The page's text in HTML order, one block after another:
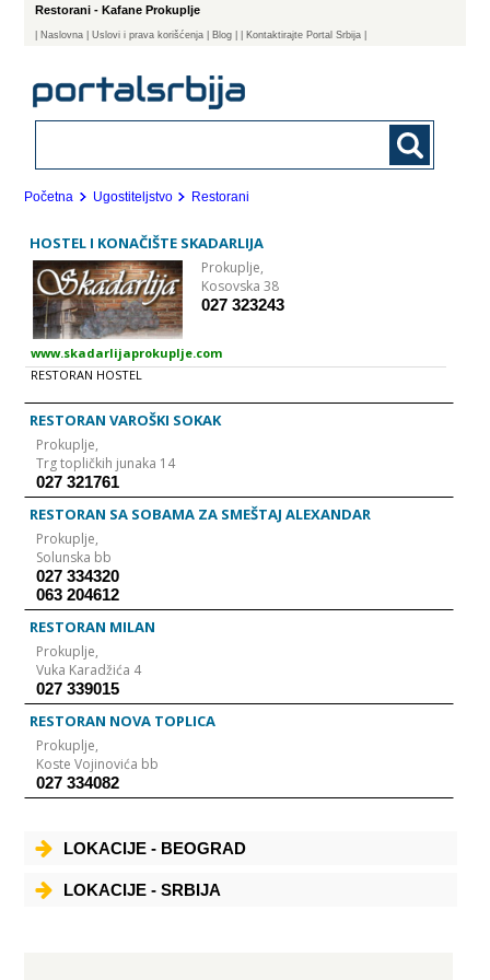
Restorani - Kafane Prokuplje
Naslovna | Uslovi i prava korišćenja Blog | Kontaktirajte Portal Srbija |
Početna Ugostiteljstvo Restorani
HOSTEL I KONAČIŠTE SKADARLIJA
Prokuplje,
Kosovska 38
027 323243
www.skadarlijaprokuplje.com
RESTORAN HOSTEL
RESTORAN VAROŠKI SOKAK
Prokuplje,
Trg topličkih junaka 14
027 321761
RESTORAN SA SOBAMA ZA SMEŠTAJ ALEXANDAR
Prokuplje,
Solunska bb
027 334320
063 204612
RESTORAN MILAN
Prokuplje,
Vuka Karadžića 4
027 339015
RESTORAN NOVA TOPLICA
Prokuplje,
Koste Vojinovića bb
027 334082
LOKACIJE - BEOGRAD
LOKACIJE - SRBIJA